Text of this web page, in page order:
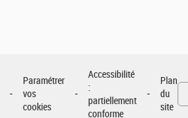
Paramétrer
vos
cookies
Accessibilité
:
partiellement
conforme
Plan
du
site